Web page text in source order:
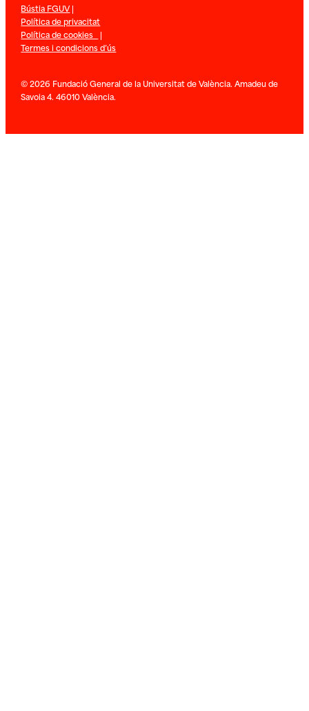
Bústia FGUV|
Política de privacitat
Política de cookies |
Termes i condicions d’ús
© 2026 Fundació General de la Universitat de València. Amadeu de
Savoia 4. 46010 València.